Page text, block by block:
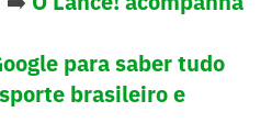
para saber tudo
brasileiro e